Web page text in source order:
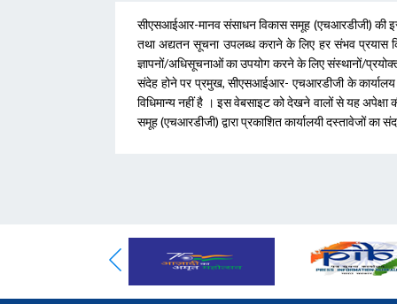
सीएसआईआर-मानव संसाधन विकास समूह (एचआरडीजी) की
तथा अद्यतन सूचना उपलब्‍ध कराने के लिए हर संभव प्रयास
ज्ञापनों/अधिसूचनाओं का उपयोग करने के लिए संस्‍थानों/
संदेह होने पर प्रमुख, सीएसआईआर- एचआरडीजी के कार्यालय
विधिमान्‍य नहीं है । इस वेबसाइट को देखने वालों से यह
समूह (एचआरडीजी) द्वारा प्रकाशित कार्यालयी दस्‍तावेजों का